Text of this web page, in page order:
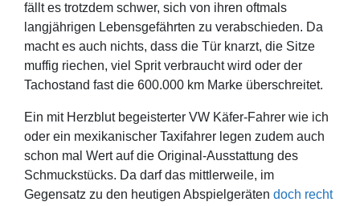
fällt es trotzdem schwer, sich von ihren oftmals
langjährigen Lebensgefährten zu verabschieden. Da
macht es auch nichts, dass die Tür knarzt, die Sitze
muffig riechen, viel Sprit verbraucht wird oder der
Tachostand fast die 600.000 km Marke überschreitet.
Ein mit Herzblut begeisterter VW Käfer-Fahrer wie ich
oder ein mexikanischer Taxifahrer legen zudem auch
schon mal Wert auf die Original-Ausstattung des
Schmuckstücks. Da darf das mittlerweile, im
Gegensatz zu den heutigen Abspielgeräten doch recht